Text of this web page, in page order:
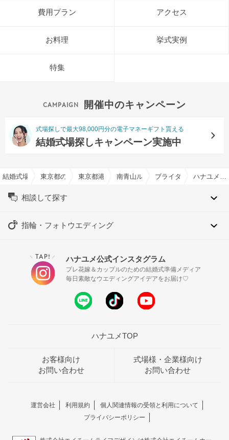
費用プラン アクセス
お料理 挙式実例
特集
開催中のキャンペーン
式場探しで最大98,000円分の電子マネーギフト貰える
結婚式場探しキャンペーン実施中
結婚式場を探すならハナユメ
東京都の結婚式場一覧東京都港区の結婚式場一覧
南青山ル・アンジェ教会で結婚式
ブライダルフェア一覧
相談して探す
指輪・フォトウエディング
＼ TAP! ／ ハナユメ公式インスタグラム
プレ花嫁＆カップルのための結婚式準備メディア
毎日素敵なウエディングアイデアをお届け♡
ハナユメTOP
お客様向け
お問い合わせ
式場様・企業様向け
お問い合わせ
運営会社 利用規約
個人関連情報の受領と利用について
プライバシーポリシー